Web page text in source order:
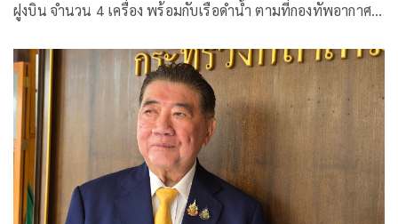
ฝูงบิน จำนวน 4 เครื่อง พร้อมกับเรือดำน้ำ ตามที่กองทัพอากาศ